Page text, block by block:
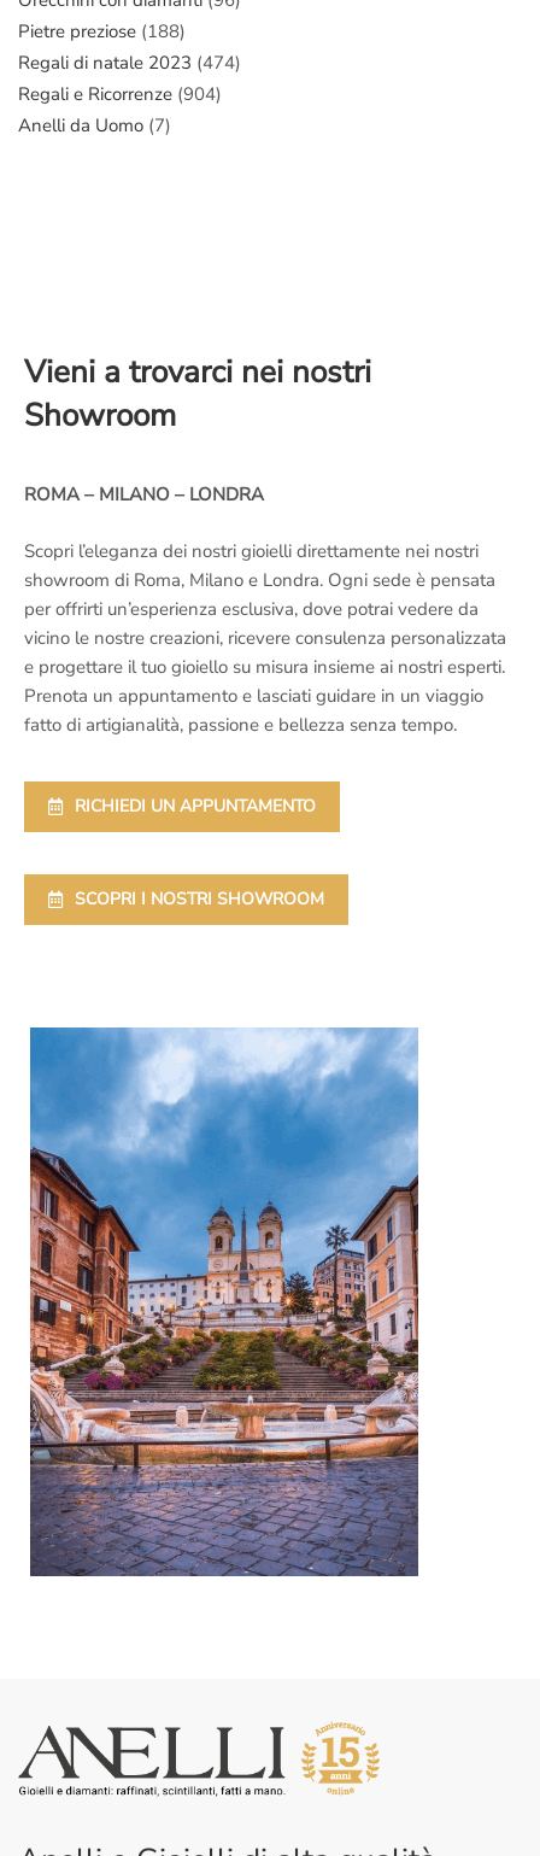
Pietre preziose (188)
Regali di natale 2023 (474)
Regali e Ricorrenze (904)
Anelli da Uomo (7)
Vieni a trovarci nei nostri
Showroom
ROMA – MILANO – LONDRA
Scopri l’eleganza dei nostri gioielli direttamente nei nostri
showroom di Roma, Milano e Londra. Ogni sede è pensata
per offrirti un’esperienza esclusiva, dove potrai vedere da
vicino le nostre creazioni, ricevere consulenza personalizzata
e progettare il tuo gioiello su misura insieme ai nostri esperti.
Prenota un appuntamento e lasciati guidare in un viaggio
fatto di artigianalità, passione e bellezza senza tempo.
RICHIEDI UN APPUNTAMENTO
SCOPRI I NOSTRI SHOWROOM